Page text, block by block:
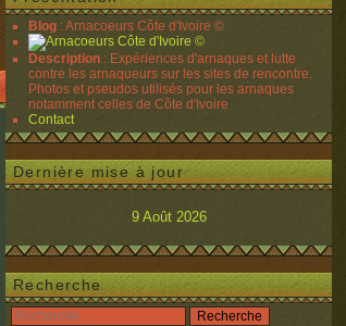
Blog : Arnacoeurs Côte d'Ivoire ©
Description : Expériences d'arnaques et lutte
contre les arnaqueurs sur les sites de rencontre.
Photos et pseudos utilisés pour les arnaques
notamment celles de Côte d'Ivoire
Contact
Dernière mise à jour
9 Août 2026
Recherche